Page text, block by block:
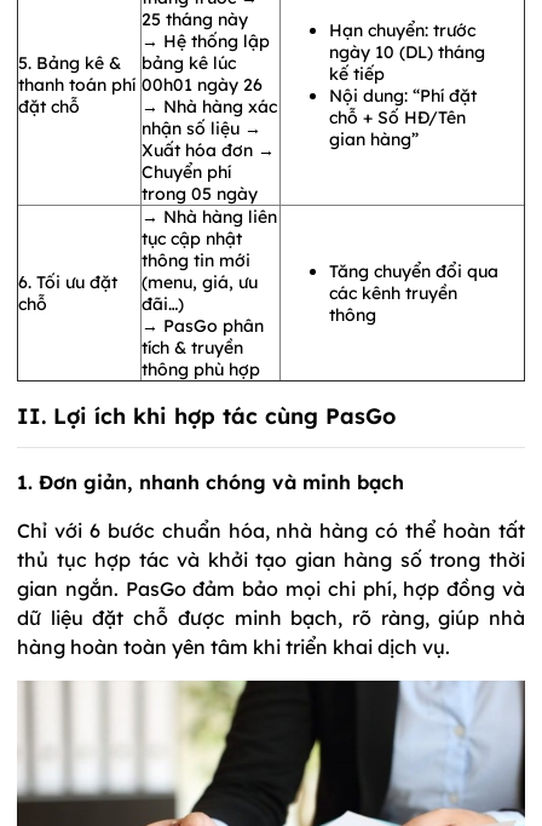
5. Bảng kê &
thanh toán phí
đặt chỗ
25 tháng này
→ Hệ thống lập
bảng kê lúc
00h01 ngày 26
→ Nhà hàng xác
nhận số liệu →
Xuất hóa đơn →
Chuyển phí
trong 05 ngày
Hạn chuyển: trước
ngày 10 (DL) tháng
kế tiếp
Nội dung: “Phí đặt
chỗ + Số HĐ/Tên
gian hàng”
6. Tối ưu đặt
chỗ
→ Nhà hàng liên
tục cập nhật
thông tin mới
(menu, giá, ưu
đãi…)
→ PasGo phân
tích & truyền
thông phù hợp
Tăng chuyển đổi qua
các kênh truyền
thông
II. Lợi ích khi hợp tác cùng PasGo
1. Đơn giản, nhanh chóng và minh bạch
Chỉ với 6 bước chuẩn hóa, nhà hàng có thể hoàn tất
thủ tục hợp tác và khởi tạo gian hàng số trong thời
gian ngắn. PasGo đảm bảo mọi chi phí, hợp đồng và
dữ liệu đặt chỗ được minh bạch, rõ ràng, giúp nhà
hàng hoàn toàn yên tâm khi triển khai dịch vụ.